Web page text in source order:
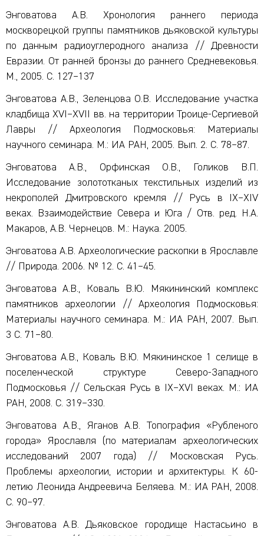
Энговатова А.В. Хронология раннего периода
москворецкой группы памятников дьяковской культуры
по данным радиоуглеродного анализа // Древности
Евразии. От ранней бронзы до раннего Средневековья.
М., 2005. С. 127–137
Энговатова А.В., Зеленцова О.В. Исследование участка
кладбища XVI–XVII вв. на территории Троице-Сергиевой
Лавры // Археология Подмосковья: Материалы
научного семинара. М.: ИА РАН, 2005. Вып. 2. С. 78–87.
Энговатова А.В., Орфинская О.В., Голиков В.П.
Исследование золототканых текстильных изделий из
некрополей Дмитровского кремля // Русь в IX–XIV
веках. Взаимодействие Севера и Юга / Отв. ред. Н.А.
Макаров, А.В. Чернецов. М.: Наука. 2005.
Энговатова А.В. Археологические раскопки в Ярославле
// Природа. 2006. № 12. С. 41–45.
Энговатова А.В., Коваль В.Ю. Мякининский комплекс
памятников археологии // Археология Подмосковья:
Материалы научного семинара. М.: ИА РАН, 2007. Вып.
3 С. 71–80.
Энговатова А.В., Коваль В.Ю. Мякининское 1 селище в
поселенческой структуре Северо-Западного
Подмосковья // Сельская Русь в IX–XVI веках. М.: ИА
РАН, 2008. С. 319–330.
Энговатова А.В., Яганов А.В. Топография «Рубленого
города» Ярославля (по материалам археологических
исследований 2007 года) // Московская Русь.
Проблемы археологии, истории и архитектуры. К 60-
летию Леонида Андреевича Беляева. М.: ИА РАН, 2008.
С. 90–97.
Энговатова А.В. Дьяковское городище Настасьино в